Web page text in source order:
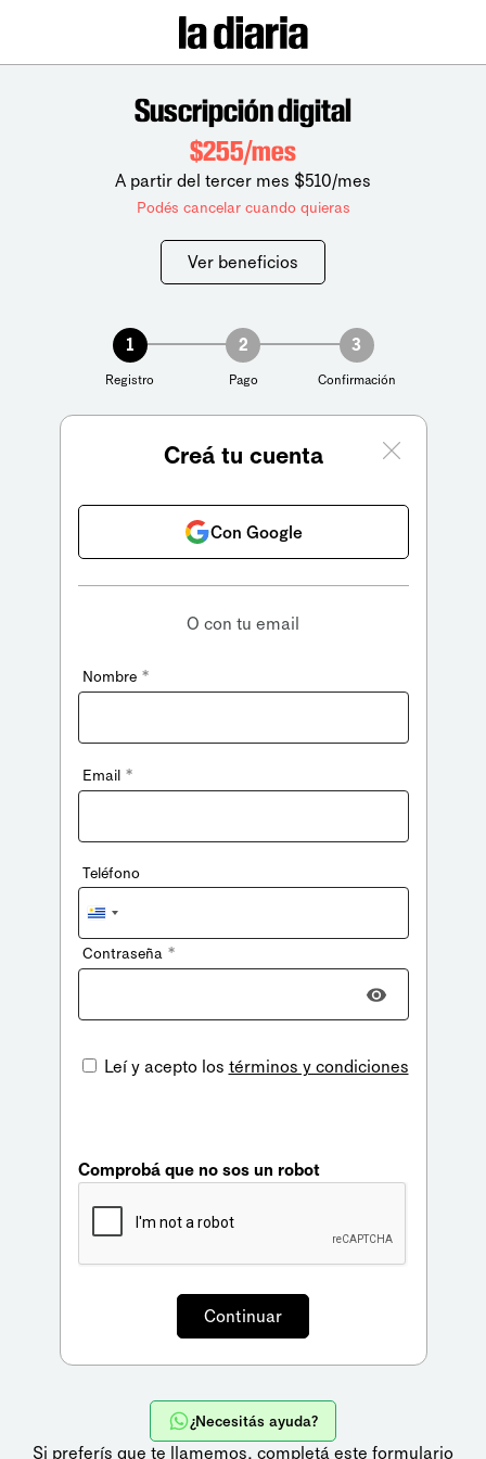
Suscripción digital
$255/mes
A partir del tercer mes $510/mes
Podés cancelar cuando quieras
Ver beneficios
1
Registro
2
Pago
3
Confirmación
Creá tu cuenta
Con Google
O con tu email
Nombre *
Email *
Teléfono
Uruguay
+598
Contraseña *
Leí y acepto los términos y condiciones
Comprobá que no sos un robot
¿Necesitás ayuda?
Si preferís que te llamemos, completá este formulario